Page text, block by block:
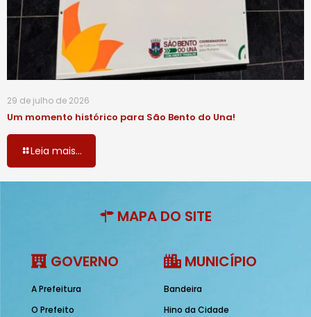
29 de julho de 2026
Um momento histórico para São Bento do Una!
Leia mais...
MAPA DO SITE
GOVERNO
A Prefeitura
O Prefeito
MUNICÍPIO
Bandeira
Hino da Cidade